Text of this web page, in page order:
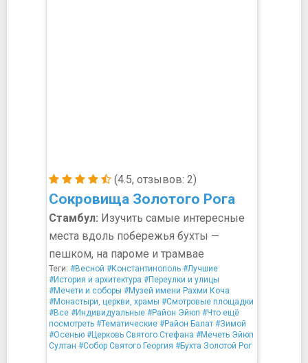
(4.5, отзывов: 2)
Сокровища Золотого Рога
Стамбул: Изучить самые интересные
места вдоль побережья бухты —
пешком, на пароме и трамвае
Теги: #Весной #Константинополь #Лучшие
#История и архитектура #Переулки и улицы
#Мечети и соборы #Музей имени Рахми Коча
#Монастыри, церкви, храмы #Смотровые площадки
#Все #Индивидуальные #Район Эйюп #Что ещё
посмотреть #Тематические #Район Балат #Зимой
#Осенью #Церковь Святого Стефана #Мечеть Эйюп
Султан #Собор Святого Георгия #Бухта Золотой Рог